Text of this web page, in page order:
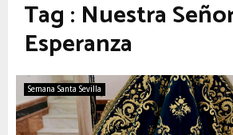
Tag : Nuestra
Esperanza
Semana Santa Sevilla